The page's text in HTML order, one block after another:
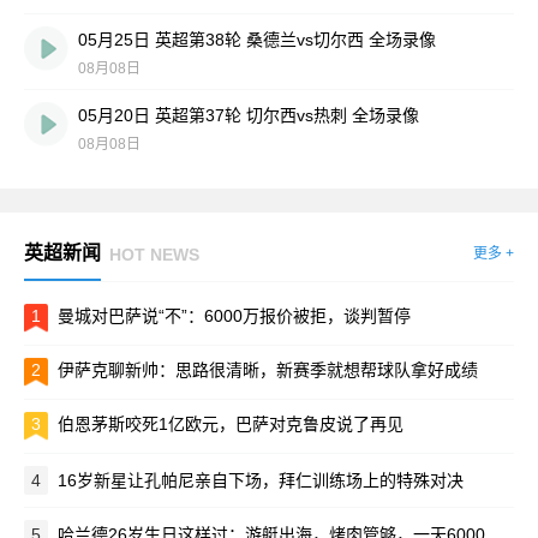
05月25日 英超第38轮 桑德兰vs切尔西 全场录像
08月08日
05月20日 英超第37轮 切尔西vs热刺 全场录像
08月08日
英超新闻 HOT NEWS 更多 +
1 曼城对巴萨说“不”：6000万报价被拒，谈判暂停
2 伊萨克聊新帅：思路很清晰，新赛季就想帮球队拿好成绩
3 伯恩茅斯咬死1亿欧元，巴萨对克鲁皮说了再见
4 16岁新星让孔帕尼亲自下场，拜仁训练场上的特殊对决